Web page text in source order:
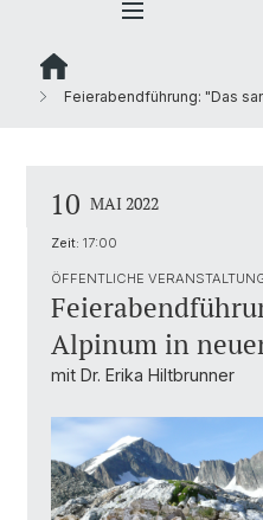
Feierabendführung: "Das
10 MAI 2022
Zeit: 17:00
ÖFFENTLICHE
Alpinum in
mit Dr. Erika Hiltbrunner